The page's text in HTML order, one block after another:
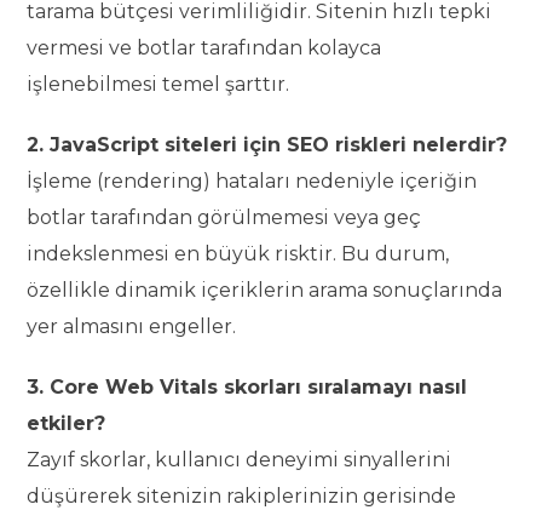
tarama bütçesi verimliliğidir. Sitenin hızlı tepki
vermesi ve botlar tarafından kolayca
işlenebilmesi temel şarttır.
2. JavaScript siteleri için SEO riskleri nelerdir?
İşleme (rendering) hataları nedeniyle içeriğin
botlar tarafından görülmemesi veya geç
indekslenmesi en büyük risktir. Bu durum,
özellikle dinamik içeriklerin arama sonuçlarında
yer almasını engeller.
3. Core Web Vitals skorları sıralamayı nasıl
etkiler?
Zayıf skorlar, kullanıcı deneyimi sinyallerini
düşürerek sitenizin rakiplerinizin gerisinde